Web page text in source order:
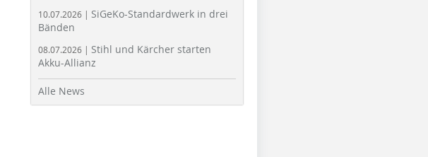
10.07.2026 | SiGeKo-Standardwerk in drei
Bänden
08.07.2026 | Stihl und Kärcher starten
Akku-Allianz
Alle News